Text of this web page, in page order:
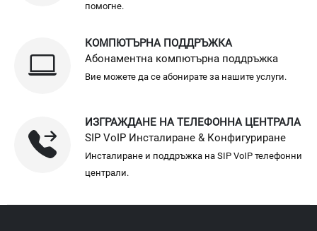
помогне.
КОМПЮТЪРНА ПОДДРЪЖКА
Абонаментна компютърна поддръжка
Вие можете да се абонирате за нашите услуги.
ИЗГРАЖДАНЕ НА ТЕЛЕФОННА ЦЕНТРАЛА
SIP VoIP Инсталиране & Конфигуриране
Инсталиране и поддръжка на SIP VoIP телефонни
централи.